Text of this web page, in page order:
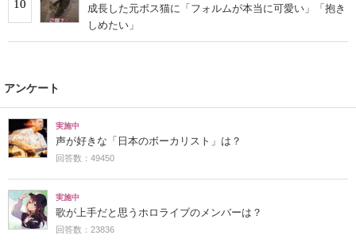
10
成長した元ボス猫に「フォルムが本当に可愛い」「抱き
しめたい」
アンケート
実施中
声が好きな「日本のボーカリスト」は？
回答数：49450
実施中
歌が上手だと思うホロライブのメンバーは？
回答数：23836